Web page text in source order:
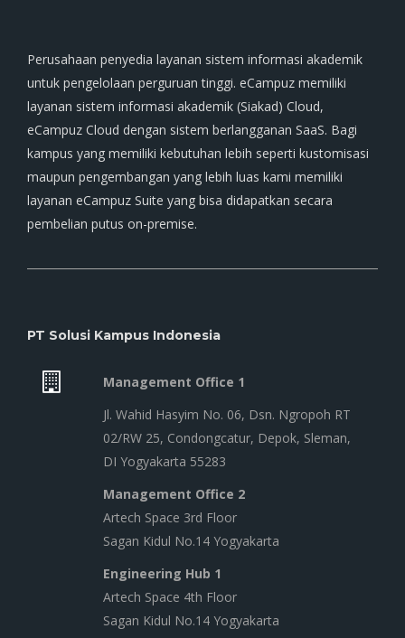
Perusahaan penyedia layanan sistem informasi akademik
untuk pengelolaan perguruan tinggi. eCampuz memiliki
layanan sistem informasi akademik (Siakad) Cloud,
eCampuz Cloud dengan sistem berlangganan SaaS. Bagi
kampus yang memiliki kebutuhan lebih seperti kustomisasi
maupun pengembangan yang lebih luas kami memiliki
layanan eCampuz Suite yang bisa didapatkan secara
pembelian putus on-premise.
PT Solusi Kampus Indonesia
Management Office 1
Jl. Wahid Hasyim No. 06, Dsn. Ngropoh RT
02/RW 25, Condongcatur, Depok, Sleman,
DI Yogyakarta 55283
Management Office 2
Artech Space 3rd Floor
Sagan Kidul No.14 Yogyakarta
Engineering Hub 1
Artech Space 4th Floor
Sagan Kidul No.14 Yogyakarta